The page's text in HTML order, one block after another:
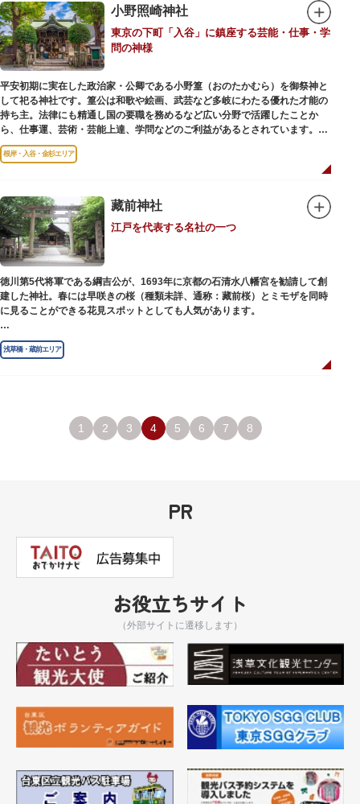
100万分の1の大きさ）のドームの内側すべてがスクリーンになっている世界
初のシアターで、月ごとに変わるオリジナル映像を上映しています。
楽しみながら学習できるイベント企画や、恐竜をはじめとした様々な実物標
本、子ども向けのコーナーもあり、お子様連れでも楽しめる博物館です。
また、国立科学博物館では、日本およびアジアにおける科学系博物館の中核
施設として、調査研究、標本資料の収集・保管・活用、展示・学習支援を推
進。これらの活動を上野の本館、白金台の附属自然教育園、茨城県つくば市
の実験植物園や筑波研究施設（非公開）で展開しています。
小野照崎神社
東京の下町「入谷」に鎮座する芸能・仕事・学
問の神様
平安初期に実在した政治家・公卿である小野篁（おのたかむら）を御祭神と
して祀る神社です。篁公は和歌や絵画、武芸など多岐にわたる優れた才能の
持ち主。法律にも精通し国の要職を務めるなど広い分野で活躍したことか
ら、仕事運、芸術・芸能上達、学問などのご利益があるとされています。
境内には、国の重要有形民俗文化財であるミニチュアの富士山「富士塚」
や、日本三大に数えられる「庚申塚」、昭和を代表する囲碁棋士・藤沢秀行
印は、うっとりするほど美しいデザインで人気を博しています。
江戸後期には、学問の神様である菅原道真公も回向院より遷され、境内にあ
る末社を含めて15柱もの神様が祀られています。俳優の渥美清が願をかけた
神社としても知られ、映画「男はつらいよ」で寅さんが首にかけているお守
りは、ここ小野照崎神社のものです。
根岸・入谷・金杉エリア
藏前神社
江戸を代表する名社の一つ
徳川第5代将軍である綱吉公が、1693年に京都の石清水八幡宮を勧請して創
建した神社。春には早咲きの桜（種類未詳、通称：藏前桜）とミモザを同時
に見ることができる花見スポットとしても人気があります。
江戸時代には勧進大相撲の開催地としても知られ、3大強豪力士の谷風、小
野川、雷電などの名力士による幾多の名勝負が繰り広げられ大いに賑わいを
見せました。また、御神輿は昭和の名工・志布景彩（しふけいさい）による
称しました。江戸城鬼門除の守護神ならびに徳川将軍家祈願所の一社として
尊崇され、社地は200石の朱印地を賜り、江戸を代表する名社のひとつに数
浅草橋・蔵前エリア
1 2 3 4 5 6 7 8
PR
お役立ちサイト
（外部サイトに遷移します）